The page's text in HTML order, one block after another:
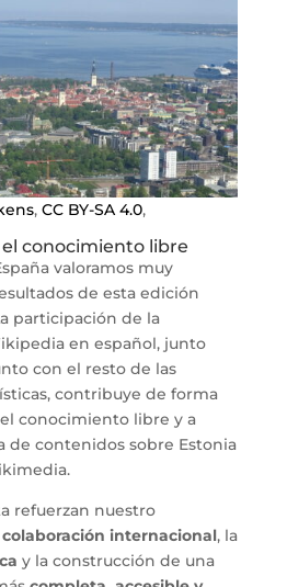
, CC BY-SA 4.0,
conocimiento libre
valoramos muy
de esta edición
participación de la
en español, junto
con el resto de las
contribuye de forma
conocimiento libre y a
de contenidos sobre Estonia
refuerzan nuestro
colaboración internacional, la
y la construcción de una